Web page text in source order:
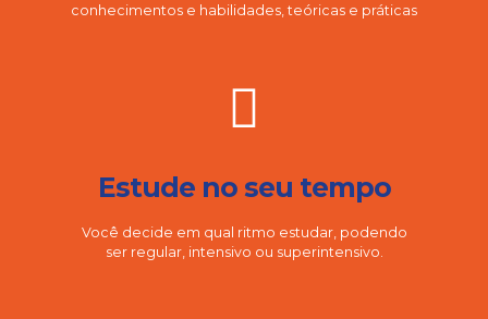
conhecimentos e habilidades, teóricas e práticas
Estude no seu tempo
Você decide em qual ritmo estudar, podendo
ser regular, intensivo ou superintensivo.